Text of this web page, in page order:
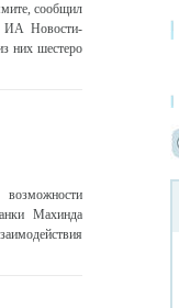
сообщил
ИА Новости-
них шестеро
Махинда